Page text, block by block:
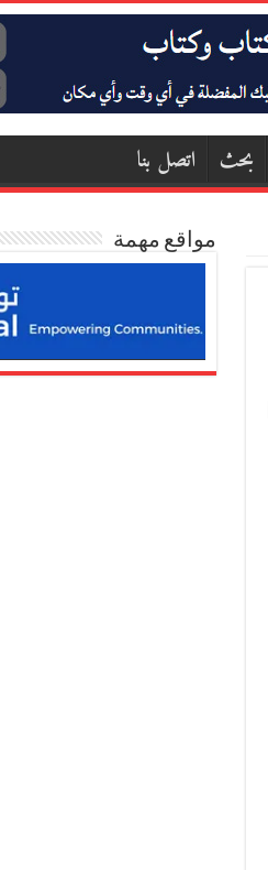
بحث اتصل بنا
مواقع مهمة